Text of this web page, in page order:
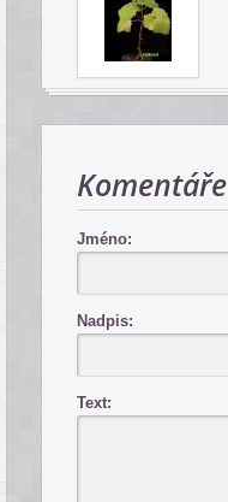
Komentáře
Jméno:
Nadpis:
Text: